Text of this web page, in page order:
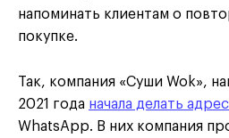
напоминать клиентам о
покупке.
Так, компания «Суши Wok»,
2021 года начала делать
WhatsApp. В них компания